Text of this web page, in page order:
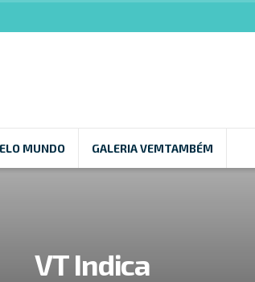
MUNDO GALERIA VEMTAMBÉM
VT Indica